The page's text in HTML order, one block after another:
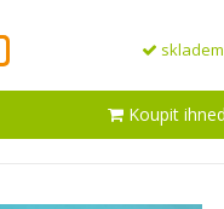
Koupit